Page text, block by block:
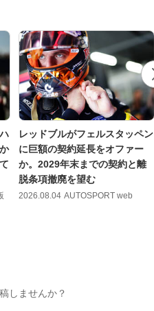
レッドブルがフェルスタッペン
に巨額の契約延長をオファー
か。2029年末までの契約と離
脱条項撤廃を望む
2026.08.04 AUTOSPORT web
しませんか？